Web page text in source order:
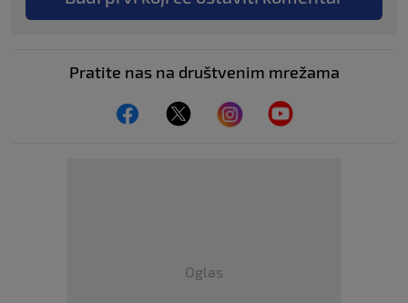
Pratite nas na društvenim mrežama
Oglas